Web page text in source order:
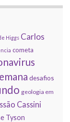
Higgs Carlos
cometa
desafios
geologia em
Cassini
Tyson